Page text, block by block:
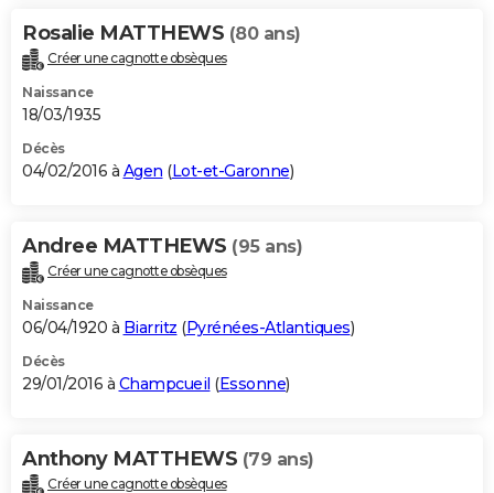
Rosalie MATTHEWS (80 ans)
Créer une cagnotte obsèques
Naissance
18/03/1935
Décès
04/02/2016 à Agen (Lot-et-Garonne)
Andree MATTHEWS (95 ans)
Créer une cagnotte obsèques
Naissance
06/04/1920 à Biarritz (Pyrénées-Atlantiques)
Décès
29/01/2016 à Champcueil (Essonne)
Anthony MATTHEWS (79 ans)
Créer une cagnotte obsèques